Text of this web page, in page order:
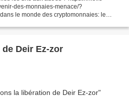
des-monnaies-menace/?
le monde des cryptomonnaies: le
201711091033810308-chyptomonnaies-
Deir Ez-zor